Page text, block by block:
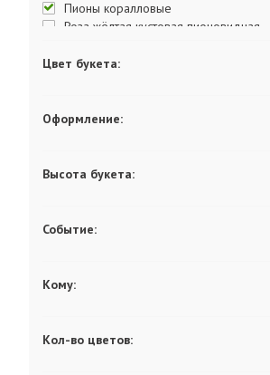
Пионы коралловые
Роза жёлтая кустовая пионовидная
Цвет букета:
Оформление:
Высота букета:
Событие:
Кому:
Кол-во цветов: